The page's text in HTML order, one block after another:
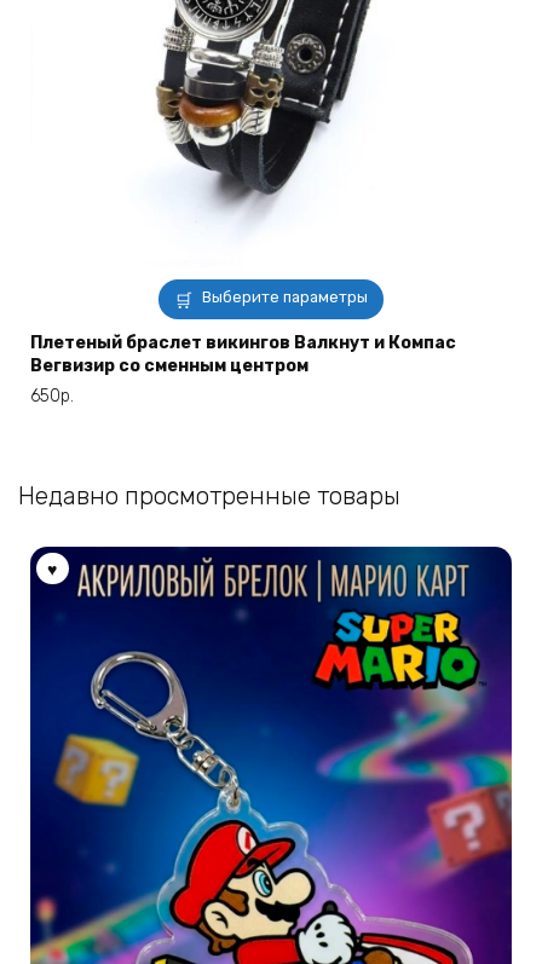
Выберите параметры
Этот
товар
имеет
несколько
на
товара.
Плетеный браслет викингов Валкнут и Компас
Вегвизир со сменным центром
650р.
Недавно просмотренные товары